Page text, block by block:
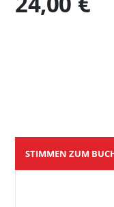
STIMMEN ZUM